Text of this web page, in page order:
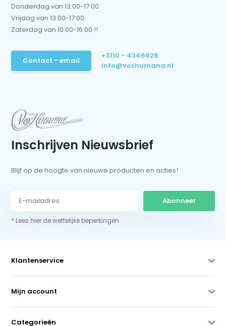
Donderdag van 13:00-17:00.
Vrijdag van 13:00-17:00.
Zaterdag van 10:00-16:00 !!
Contact - email
+3110 - 4346628
info@voxhumana.nl
Inschrijven Nieuwsbrief
Blijf op de hoogte van nieuwe producten en acties!
Abonneer
* Lees hier de wettelijke beperkingen
Klantenservice
Mijn account
Categorieën